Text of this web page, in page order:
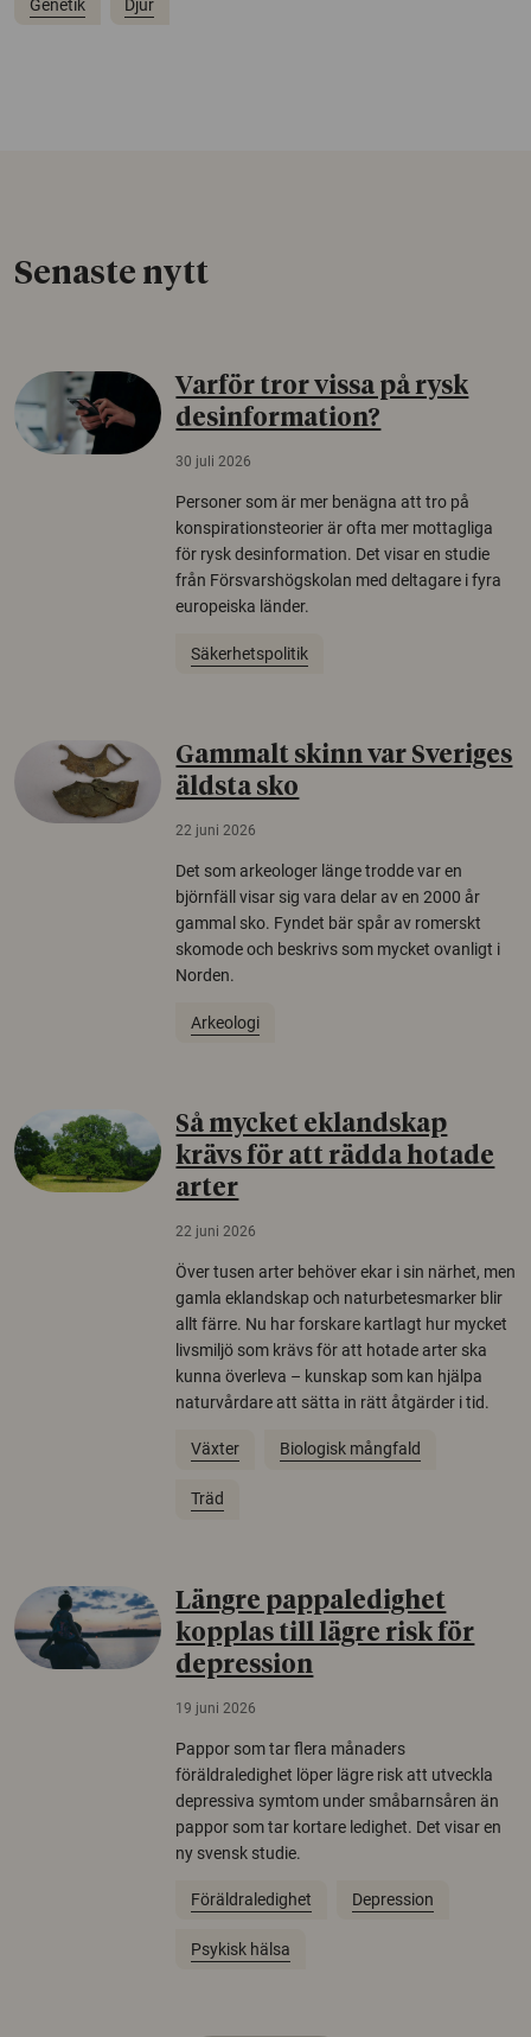
Genetik Djur
Senaste nytt
Varför tror vissa på rysk
desinformation?
30 juli 2026
Personer som är mer benägna att tro på
konspirationsteorier är ofta mer mottagliga
för rysk desinformation. Det visar en studie
från Försvarshögskolan med deltagare i fyra
europeiska länder.
Säkerhetspolitik
Gammalt skinn var Sveriges
äldsta sko
22 juni 2026
Det som arkeologer länge trodde var en
björnfäll visar sig vara delar av en 2000 år
gammal sko. Fyndet bär spår av romerskt
skomode och beskrivs som mycket ovanligt i
Norden.
Arkeologi
Så mycket eklandskap
krävs för att rädda hotade
arter
22 juni 2026
Över tusen arter behöver ekar i sin närhet, men
gamla eklandskap och naturbetesmarker blir
allt färre. Nu har forskare kartlagt hur mycket
livsmiljö som krävs för att hotade arter ska
kunna överleva – kunskap som kan hjälpa
naturvårdare att sätta in rätt åtgärder i tid.
Växter Biologisk mångfald
Träd
Längre pappaledighet
kopplas till lägre risk för
depression
19 juni 2026
Pappor som tar flera månaders
föräldraledighet löper lägre risk att utveckla
depressiva symtom under småbarnsåren än
pappor som tar kortare ledighet. Det visar en
ny svensk studie.
Föräldraledighet Depression
Psykisk hälsa